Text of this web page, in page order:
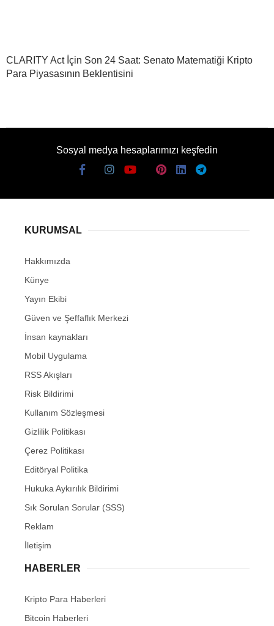
CLARITY Act İçin Son 24 Saat: Senato Matematiği Kripto
Para Piyasasının Beklentisini
Sosyal medya hesaplarımızı keşfedin
KURUMSAL
Hakkımızda
Künye
Yayın Ekibi
Güven ve Şeffaflık Merkezi
İnsan kaynakları
Mobil Uygulama
RSS Akışları
Risk Bildirimi
Kullanım Sözleşmesi
Gizlilik Politikası
Çerez Politikası
Editöryal Politika
Hukuka Aykırılık Bildirimi
Sık Sorulan Sorular (SSS)
Reklam
İletişim
HABERLER
Kripto Para Haberleri
Bitcoin Haberleri